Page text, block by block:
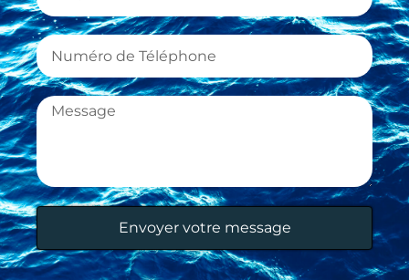
Envoyer votre message